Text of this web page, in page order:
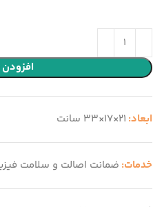
ابعاد: 21×17×33 سانت
خدمات: ضمانت اصالت و سلامت